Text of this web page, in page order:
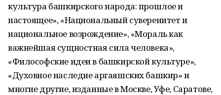
культура башкирского народа: прошлое и
настоящее», «Национальный суверенитет и
национальное возрождение», «Мораль как
важнейшая сущностная сила человека»,
«Философские идеи в башкирской культуре»,
«Духовное наследие аргаяшских башкир» и
многие другие, изданные в Москве, Уфе, Саратове,